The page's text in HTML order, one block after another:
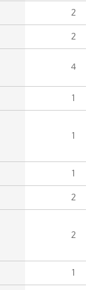
2
2
4
1
1
1
2
2
1